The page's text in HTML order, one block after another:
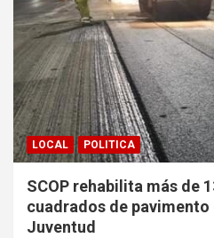
LOCAL POLITICA
SCOP rehabilita más de
cuadrados de
Juventud